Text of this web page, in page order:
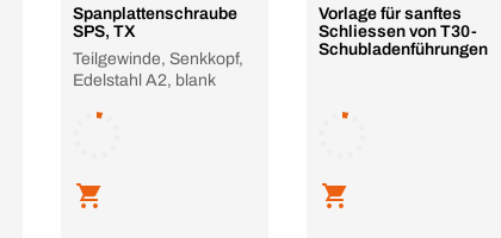
Spanplattenschraube
SPS, TX
Teilgewinde, Senkkopf,
Edelstahl A2, blank
Vorlage für sanftes
Schliessen von T30-
Schubladenführungen